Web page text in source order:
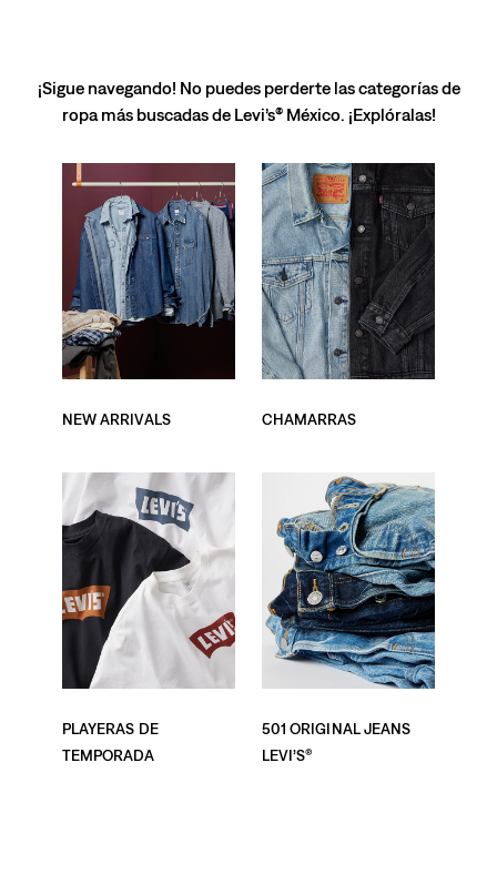
¡Sigue navegando! No puedes perderte las categorías de
ropa más buscadas de Levi’s® México. ¡Explóralas!
NEW ARRIVALS CHAMARRAS
PLAYERAS DE
TEMPORADA
501 ORIGINAL JEANS
LEVI’S®